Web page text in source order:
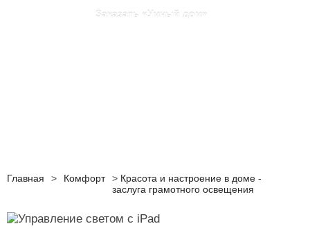
Заказать «Умный дом»
Главная > Комфорт > Красота и настроение в доме -
заслуга грамотного освещения